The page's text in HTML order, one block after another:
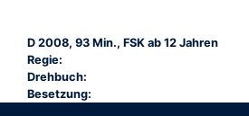
D 2008, 93 Min., FSK ab 12 Jahren
Regie:
Drehbuch:
Besetzung: